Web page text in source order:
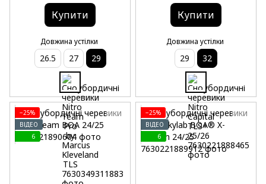
Купити
Довжина устілки
26.5 27 29
Купити
Довжина устілки
29 32
−25%
ВІДЕО
6
−25%
ВІДЕО
6